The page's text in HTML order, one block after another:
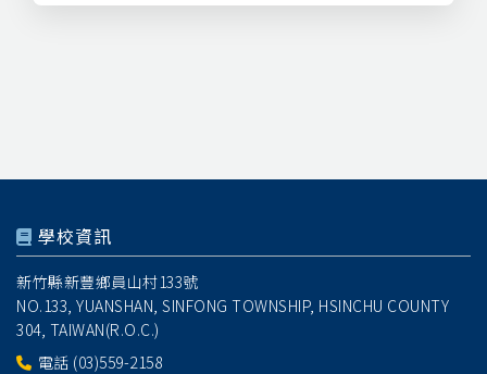
學校資訊
新竹縣新豐鄉員山村133號
NO.133, YUANSHAN, SINFONG TOWNSHIP, HSINCHU COUNTY
304, TAIWAN(R.O.C.)
電話 (03)559-2158